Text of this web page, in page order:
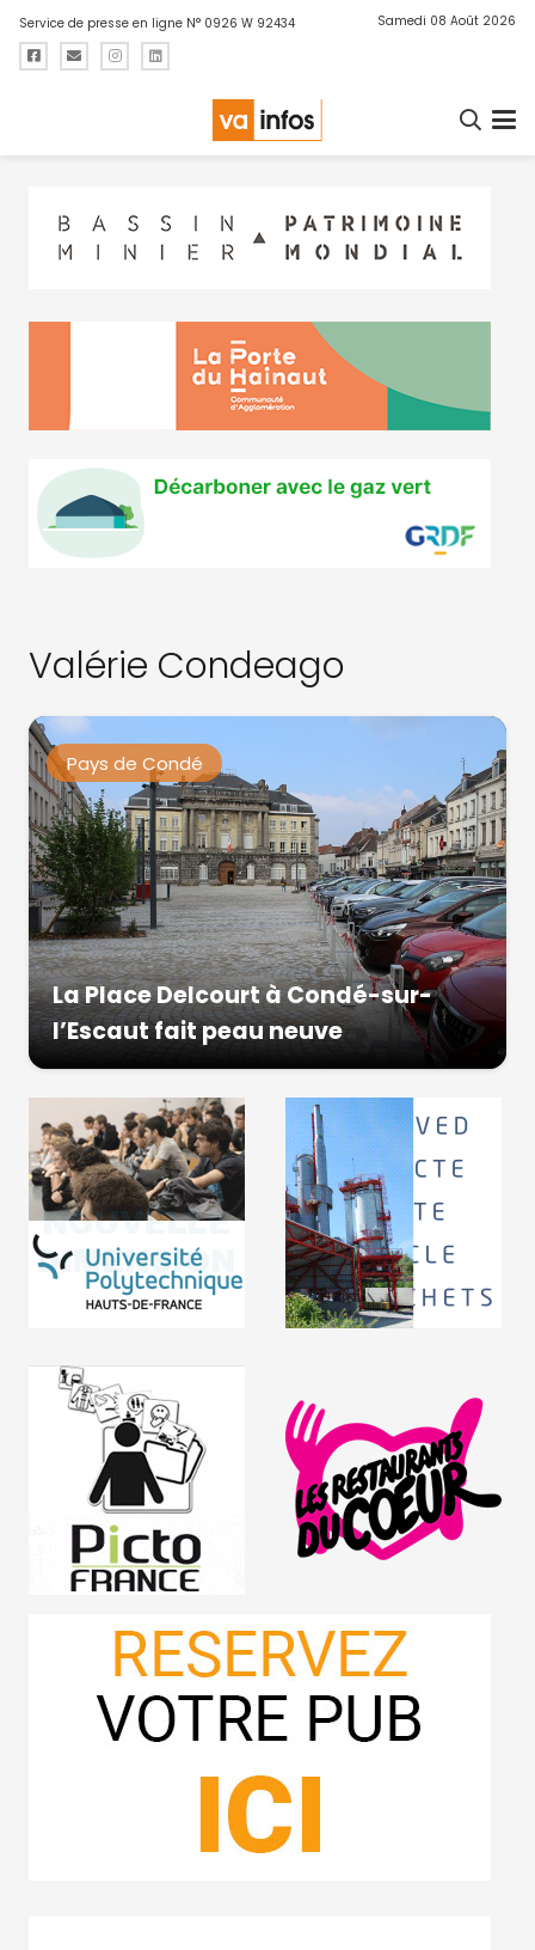
Service de presse en ligne N° 0926 W 92434 Samedi 08 Août 2026
Valérie Condeago
Pays de Condé
La Place Delcourt à Condé-sur-
l’Escaut fait peau neuve